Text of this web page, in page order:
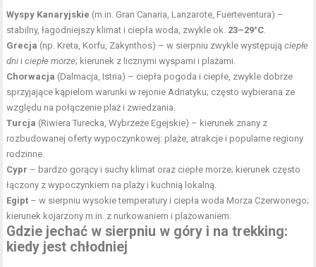
Wyspy Kanaryjskie (m.in. Gran Canaria, Lanzarote, Fuerteventura) –
stabilny, łagodniejszy klimat i ciepła woda, zwykle ok. 23–29°C
Grecja (np. Kreta, Korfu, Zakynthos) – w sierpniu zwykle występująciepłe
dni iciepłe morze; kierunek z licznymi wyspami i plażami.
Chorwacja (Dalmacja, Istria) – ciepła pogoda i ciepłe, zwykle dobrze
sprzyjające kąpielom warunki w rejonie Adriatyku; często wybierana ze
względu na połączenie plaż i zwiedzania.
Turcja (Riwiera Turecka, Wybrzeże Egejskie) – kierunek znany z
rozbudowanej oferty wypoczynkowej: plaże, atrakcje i popularne regiony
rodzinne.
Cypr – bardzo gorący i suchy klimat oraz ciepłe morze; kierunek często
łączony z wypoczynkiem na plaży i kuchnią lokalną.
Egipt – w sierpniu wysokie temperatury i ciepła woda Morza Czerwonego;
kierunek kojarzony m.in. z nurkowaniem i plażowaniem.
Gdzie jechać w sierpniu w góry i na trekking:
kiedy jest chłodniej